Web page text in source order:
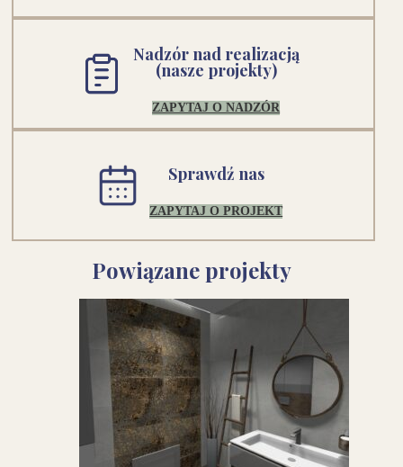
Nadzór nad realizacją
(nasze projekty)
ZAPYTAJ O NADZÓR
Sprawdź nas
ZAPYTAJ O PROJEKT
Powiązane projekty